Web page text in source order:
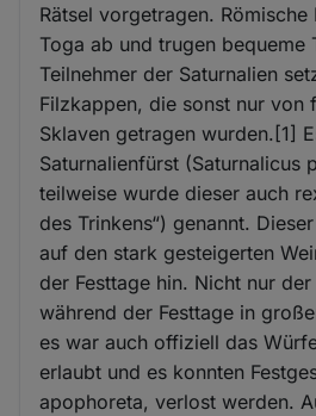
Rätsel vorgetragen.
Toga ab und trugen bequeme
Teilnehmer der Saturnalien
Filzkappen, die sonst nur von
Sklaven getragen wurden.[1]
Saturnalienfürst (Saturnalicus
teilweise wurde dieser auch
des Trinkens“) genannt.
auf den stark gesteigerten
der Festtage hin. Nicht nur
während der Festtage in
es war auch offiziell das
erlaubt und es konnten
apophoreta, verlost werden.